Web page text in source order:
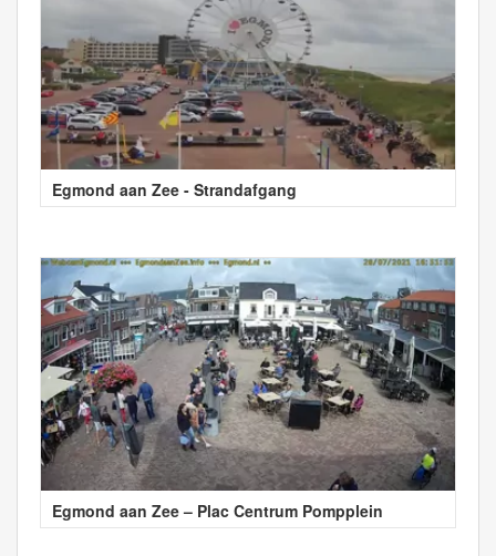
Egmond aan Zee - Strandafgang
Egmond aan Zee – Plac Centrum Pompplein